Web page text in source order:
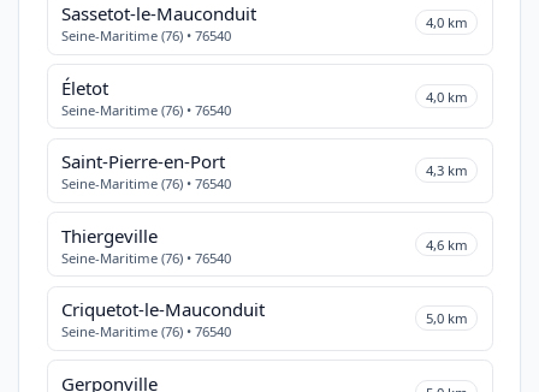
Sassetot-le-Mauconduit
Seine-Maritime (76) • 76540
4,0 km
Életot
Seine-Maritime (76) • 76540
4,0 km
Saint-Pierre-en-Port
Seine-Maritime (76) • 76540
4,3 km
Thiergeville
Seine-Maritime (76) • 76540
4,6 km
Criquetot-le-Mauconduit
Seine-Maritime (76) • 76540
5,0 km
Gerponville